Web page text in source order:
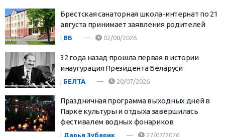
Брестская санаторная школа-интернат по 21
августа принимает заявления родителей
ВБ 02/08/2026
32 года назад прошла первая в истории
инаугурация Президента Беларуси
| БЕЛТА 20/07/2026
Праздничная программа выходных дней в
Парке культуры и отдыха завершилась
фестивалем водных фонариков
Дарья Зубарик 27/07/2026